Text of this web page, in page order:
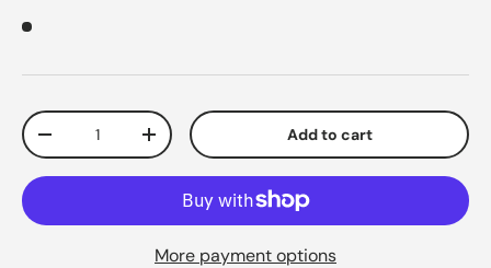
Qty
Decrease quantityIncrease quantity Add to cart
More payment options